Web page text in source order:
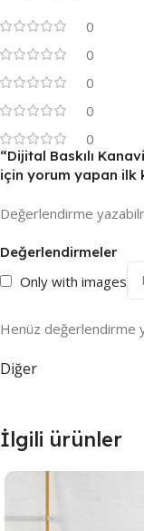
0
0
0
0
0
Değerlendirmeler
Only with images
Henüz değerlendirme
“Dijital Baskılı
için yorum yapan ilk
Değerlendirme
Diğer
İlgili ürünler